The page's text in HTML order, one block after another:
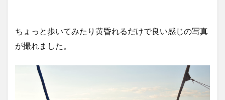
ちょっと歩いてみたり黄昏れるだけで良い感じの写真
が撮れました。